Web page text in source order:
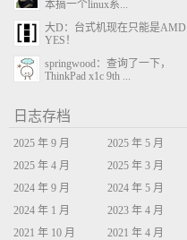
本搞一个linux系...
大D：台式机现在只能是AMD
YES！
springwood：查询了一下，
ThinkPad x1c 9th ...
日志存档
2025 年 9 月
2025 年 5 月
2025 年 4 月
2025 年 3 月
2024 年 9 月
2024 年 5 月
2024 年 1 月
2023 年 4 月
2021 年 10 月
2021 年 4 月